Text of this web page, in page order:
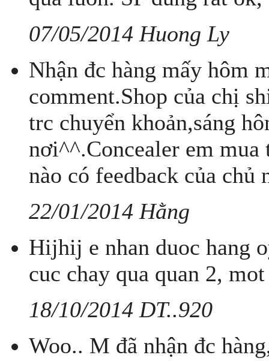
07/05/2014 Huong Ly
Nhận đc hàng mấy hôm
comment.Shop của chị
trc chuyển khoản,sáng
nơi^^.Concealer em
nào có feedback của chủ
22/01/2014 Hằng
Hijhij e nhan duoc hang
cuc chay qua quan 2,
18/10/2014 DT..920
Woo.. M đã nhận đc